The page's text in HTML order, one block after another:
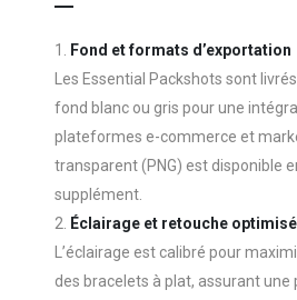
Fond et formats d’exportation
Les Essential Packshots sont
fond blanc ou gris pour une
plateformes e-commerce et
transparent (PNG) est disponible
supplément.
Éclairage et retouche
L’éclairage est calibré pour
des bracelets à plat, assurant